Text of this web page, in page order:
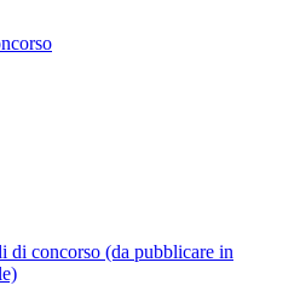
di concorso (da pubblicare in